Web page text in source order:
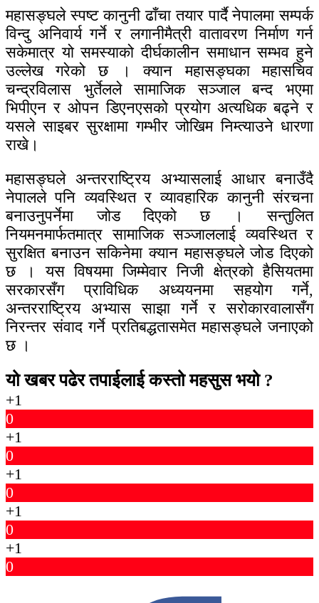
महासङ्घले स्पष्ट कानुनी ढाँचा तयार पार्दै नेपालमा सम्पर्क
विन्दु अनिवार्य गर्ने र लगानीमैत्री वातावरण निर्माण गर्न
सकेमात्र यो समस्याको दीर्घकालीन समाधान सम्भव हुने
उल्लेख गरेको छ । क्यान महासङ्घका महासचिव
चन्द्रविलास भुर्तेलले सामाजिक सञ्जाल बन्द भएमा
भिपीएन र ओपन डिएनएसको प्रयोग अत्यधिक बढ्ने र
यसले साइबर सुरक्षामा गम्भीर जोखिम निम्त्याउने धारणा
राखे।
महासङ्घले अन्तरराष्ट्रिय अभ्यासलाई आधार बनाउँदै
नेपालले पनि व्यवस्थित र व्यावहारिक कानुनी संरचना
बनाउनुपर्नेमा जोड दिएको छ । सन्तुलित
नियमनमार्फतमात्र सामाजिक सञ्जाललाई व्यवस्थित र
सुरक्षित बनाउन सकिनेमा क्यान महासङ्घले जोड दिएको
छ । यस विषयमा जिम्मेवार निजी क्षेत्रको हैसियतमा
सरकारसँग प्राविधिक अध्ययनमा सहयोग गर्ने,
अन्तरराष्ट्रिय अभ्यास साझा गर्ने र सरोकारवालासँग
निरन्तर संवाद गर्ने प्रतिबद्धतासमेत महासङ्घले जनाएको
छ ।
यो खबर पढेर तपाईलाई कस्तो महसुस भयो ?
+1
0
+1
0
+1
0
+1
0
+1
0